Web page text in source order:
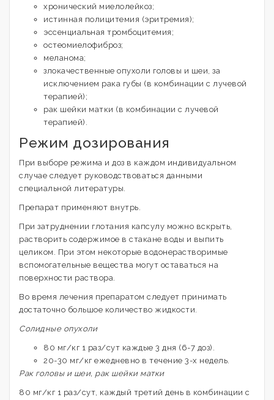
хронический миелолейкоз;
истинная полицитемия (эритремия);
эссенциальная тромбоцитемия;
остеомиелофиброз;
меланома;
злокачественные опухоли головы и шеи, за
исключением рака губы (в комбинации с лучевой
терапией);
рак шейки матки (в комбинации с лучевой
терапией).
Режим дозирования
При выборе режима и доз в каждом индивидуальном
случае следует руководствоваться данными
специальной литературы.
Препарат применяют внутрь.
При затруднении глотания капсулу можно вскрыть,
растворить содержимое в стакане воды и выпить
целиком. При этом некоторые водонерастворимые
вспомогательные вещества могут оставаться на
поверхности раствора.
Во время лечения препаратом следует принимать
достаточно большое количество жидкости.
Солидные опухоли
80 мг/кг 1 раз/сут каждые 3 дня (6-7 доз).
20-30 мг/кг ежедневно в течение 3-х недель.
Рак головы и шеи, рак шейки матки
80 мг/кг 1 раз/сут, каждый третий день в комбинации с